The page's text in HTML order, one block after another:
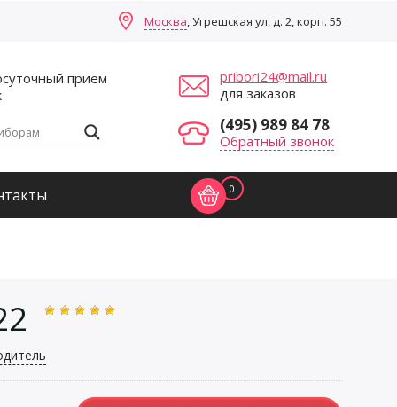
Москва, Угрешская ул, д. 2, корп. 55
прием
pribori24@mail.ru
для заказов
(495) 989 84 78
Обратный звонок
0